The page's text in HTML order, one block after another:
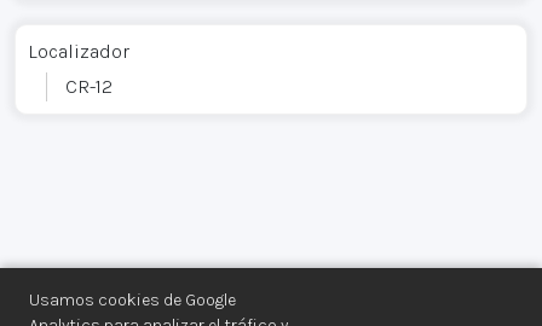
Usamos cookies de Google
Localizador
CR-12